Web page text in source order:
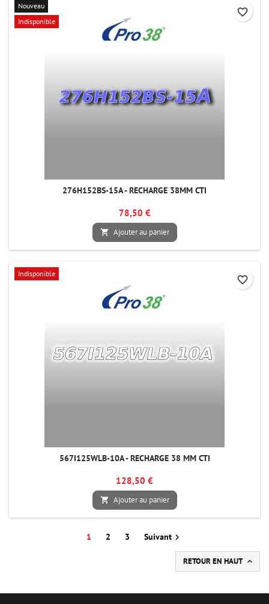
Nouveau
Indisponible
276H152BS-15A - RECHARGE 38MM CTI
78,50 €
 Ajouter au panier
favorite_border
Indisponible
567I125WLB-10A - RECHARGE 38 MM CTI
128,50 €
 Ajouter au panier
favorite_border
1 2 3 Suivant 
RETOUR EN HAUT 